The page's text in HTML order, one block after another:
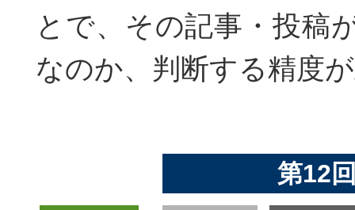
とで、その記事・投稿
なのか、判断する精度
第12